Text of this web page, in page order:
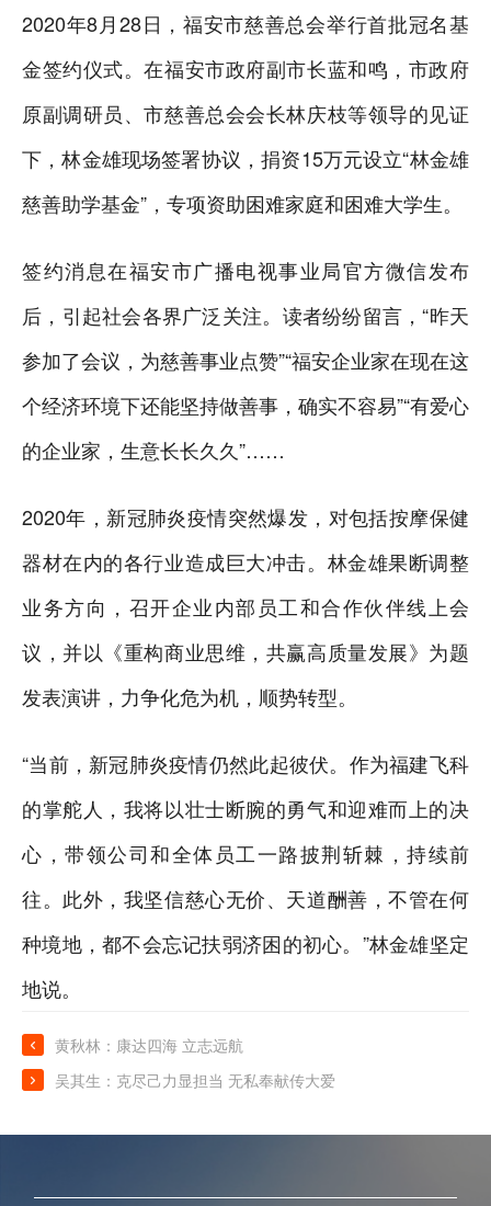
2020年8月28日，福安市慈善总会举行首批冠名基
金签约仪式。在福安市政府副市长蓝和鸣，市政府
原副调研员、市慈善总会会长林庆枝等领导的见证
下，林金雄现场签署协议，捐资15万元设立“林金雄
慈善助学基金”，专项资助困难家庭和困难大学生。
签约消息在福安市广播电视事业局官方微信发布
后，引起社会各界广泛关注。读者纷纷留言，“昨天
参加了会议，为慈善事业点赞”“福安企业家在现在这
个经济环境下还能坚持做善事，确实不容易”“有爱心
的企业家，生意长长久久”……
2020年，新冠肺炎疫情突然爆发，对包括按摩保健
器材在内的各行业造成巨大冲击。林金雄果断调整
业务方向，召开企业内部员工和合作伙伴线上会
议，并以《重构商业思维，共赢高质量发展》为题
发表演讲，力争化危为机，顺势转型。
“当前，新冠肺炎疫情仍然此起彼伏。作为福建飞科
的掌舵人，我将以壮士断腕的勇气和迎难而上的决
心，带领公司和全体员工一路披荆斩棘，持续前
往。此外，我坚信慈心无价、天道酬善，不管在何
种境地，都不会忘记扶弱济困的初心。”林金雄坚定
地说。

黄秋林：康达四海 立志远航

吴其生：克尽己力显担当 无私奉献传大爱